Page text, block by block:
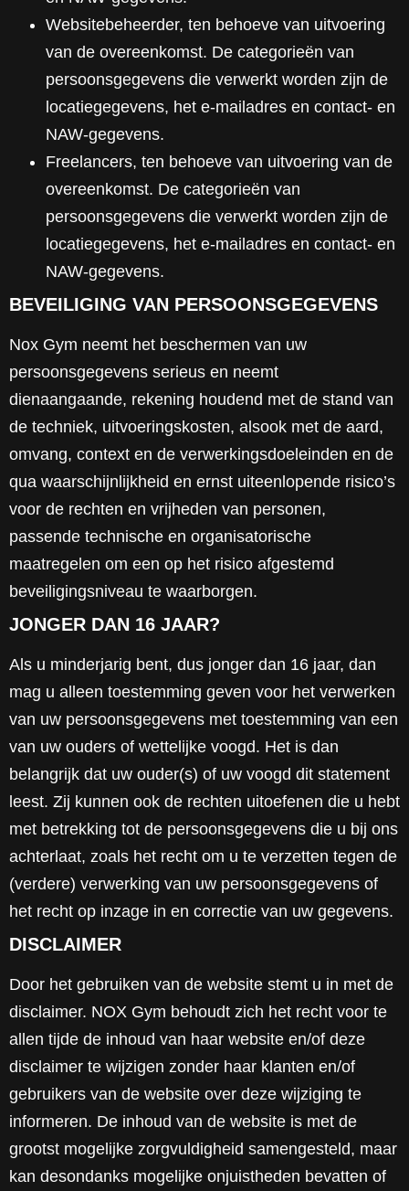
Websitebeheerder, ten behoeve van uitvoering
van de overeenkomst. De categorieën van
persoonsgegevens die verwerkt worden zijn de
locatiegegevens, het e-mailadres en contact- en
NAW-gegevens.
Freelancers, ten behoeve van uitvoering van de
overeenkomst. De categorieën van
persoonsgegevens die verwerkt worden zijn de
locatiegegevens, het e-mailadres en contact- en
NAW-gegevens.
BEVEILIGING VAN PERSOONSGEGEVENS
Nox Gym neemt het beschermen van uw
persoonsgegevens serieus en neemt
dienaangaande, rekening houdend met de stand van
de techniek, uitvoeringskosten, alsook met de aard,
omvang, context en de verwerkingsdoeleinden en de
qua waarschijnlijkheid en ernst uiteenlopende risico’s
voor de rechten en vrijheden van personen,
passende technische en organisatorische
maatregelen om een op het risico afgestemd
beveiligingsniveau te waarborgen.
JONGER DAN 16 JAAR?
Als u minderjarig bent, dus jonger dan 16 jaar, dan
mag u alleen toestemming geven voor het verwerken
van uw persoonsgegevens met toestemming van een
van uw ouders of wettelijke voogd. Het is dan
belangrijk dat uw ouder(s) of uw voogd dit statement
leest. Zij kunnen ook de rechten uitoefenen die u hebt
met betrekking tot de persoonsgegevens die u bij ons
achterlaat, zoals het recht om u te verzetten tegen de
(verdere) verwerking van uw persoonsgegevens of
het recht op inzage in en correctie van uw gegevens.
DISCLAIMER
Door het gebruiken van de website stemt u in met de
disclaimer. NOX Gym behoudt zich het recht voor te
allen tijde de inhoud van haar website en/of deze
disclaimer te wijzigen zonder haar klanten en/of
gebruikers van de website over deze wijziging te
informeren. De inhoud van de website is met de
grootst mogelijke zorgvuldigheid samengesteld, maar
kan desondanks mogelijke onjuistheden bevatten of